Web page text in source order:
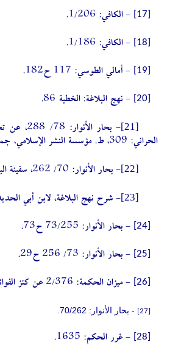
[17] - الكافي: 1/206.
[18] - الكافي: 1/186.
[19] - أمالي الطوسي: 117 ح182.
[20] - نهج البلاغة: الخطبة 86.
[21]
- بحار
الحراني: 309، ط. مؤسسة النشر الإسلامي، جماعة المدرسين.
[22] - بحار الأنوار: 70/ 262، سفينة البحار: 2/ 179.
[23] - شرح نهج البلاغة، لابن أبي الحديد: 1/
[24] - بحار الأنوار: 73/255 ح73.
[25] - بحار الأنوار: 73/ 256 ح29.
[26] - ميزان الحكمة: 2/376 عن كنز الفوائد.
[27] - بحار الأنوار: 70/262.
[28] - غرر الحكم: 1635.